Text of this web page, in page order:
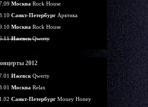
Москва Rock House
Санкт-Петербург Арктика
Москва Rock House
ИжевскQwerty
2012
Ижевск Qwerty
Москва Relax
Санкт-Петербург Money Honey